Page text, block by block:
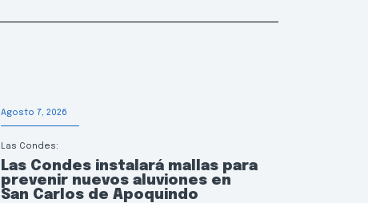
Agosto 7, 2026
Las Condes:
Las Condes instalará mallas para
prevenir nuevos aluviones en
San Carlos de Apoquindo